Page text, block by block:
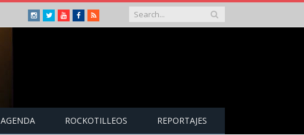
Instagram
TwitterYoutubeFacebook
RSS
AGENDA ROCKOTILLEOS REPORTAJES